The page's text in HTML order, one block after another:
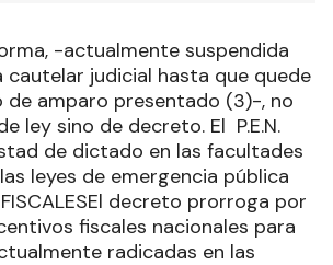
-actualmente suspendida
cautelar judicial hasta que quede
de amparo presentado (3)-, no
ley sino de decreto. El P.E.N.
de dictado en las facultades
leyes de emergencia pública
FISCALESEl decreto prorroga por
fiscales nacionales para
radicadas en las